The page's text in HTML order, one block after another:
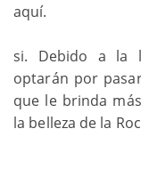
aquí.
si. Debido a la
optarán por
que le brinda
la belleza de la